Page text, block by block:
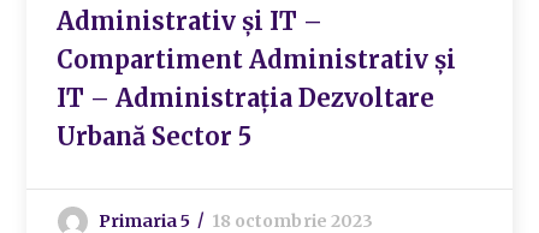
Administrativ și IT –
Compartiment Administrativ și
IT – Administrația Dezvoltare
Urbană Sector 5
Primaria 5 18 octombrie 2023